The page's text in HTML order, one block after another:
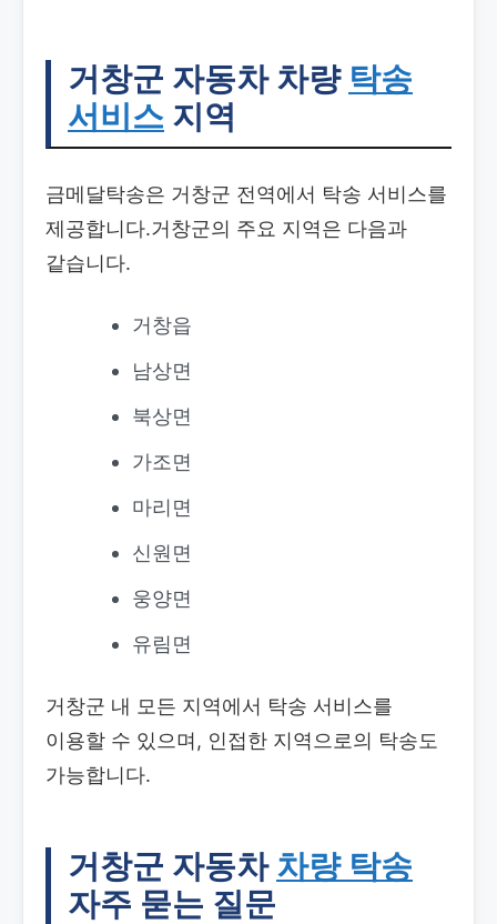
거창군 자동차 차량 탁송
서비스 지역
금메달탁송은 거창군 전역에서 탁송 서비스를
제공합니다.거창군의 주요 지역은 다음과
같습니다.
거창읍
남상면
북상면
가조면
마리면
신원면
웅양면
유림면
거창군 내 모든 지역에서 탁송 서비스를
이용할 수 있으며, 인접한 지역으로의 탁송도
가능합니다.
거창군 자동차 차량 탁송
자주 묻는 질문